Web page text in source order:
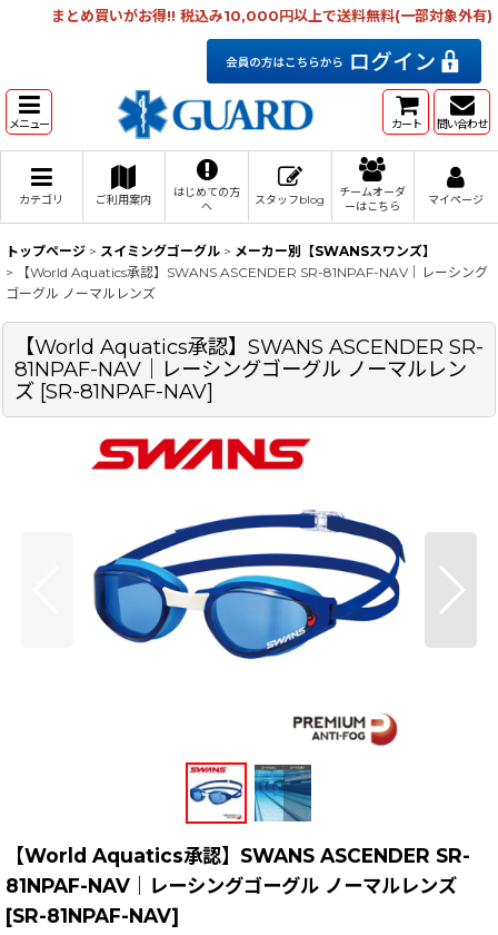
まとめ買いがお得!! 税込み10,000円以上で送料無料(一部対象外有)
メニュー カート 問い合わせ
カテゴリ ご利用案内
はじめての方
へ
スタッフblog
チームオーダ
ーはこちら
マイページ
トップページ > スイミングゴーグル > メーカー別【SWANSスワンズ】
>
【World Aquatics承認】SWANS ASCENDER SR-81NPAF-NAV｜レーシング
ゴーグル ノーマルレンズ
【World Aquatics承認】SWANS ASCENDER SR-
81NPAF-NAV｜レーシングゴーグル ノーマルレン
ズ [SR-81NPAF-NAV]
【World Aquatics承認】SWANS ASCENDER SR-
81NPAF-NAV｜レーシングゴーグル ノーマルレンズ
[SR-81NPAF-NAV]